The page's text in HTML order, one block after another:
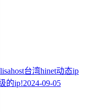
lisahost台湾hinet动态ip
的ip!2024-09-05